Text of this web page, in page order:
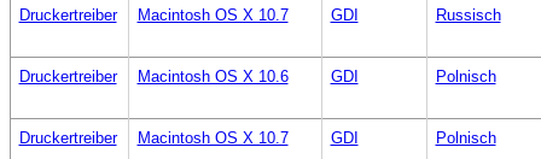
Druckertreiber Macintosh OS X 10.7 GDI Russisch
Druckertreiber Macintosh OS X 10.6 GDI Polnisch
Druckertreiber Macintosh OS X 10.7 GDI Polnisch